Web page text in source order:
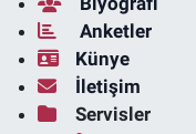
Anketler
Künye
İletişim
Servisler